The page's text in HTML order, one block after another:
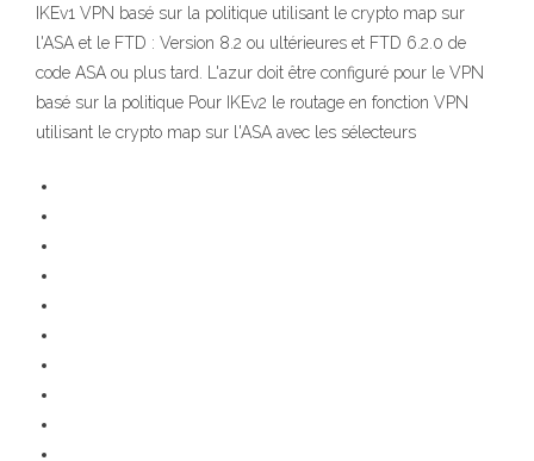
IKEv1 VPN basé sur la politique utilisant le crypto map sur
l'ASA et le FTD : Version 8.2 ou ultérieures et FTD 6.2.0 de
code ASA ou plus tard. L'azur doit être configuré pour le VPN
basé sur la politique Pour IKEv2 le routage en fonction VPN
utilisant le crypto map sur l'ASA avec les sélecteurs